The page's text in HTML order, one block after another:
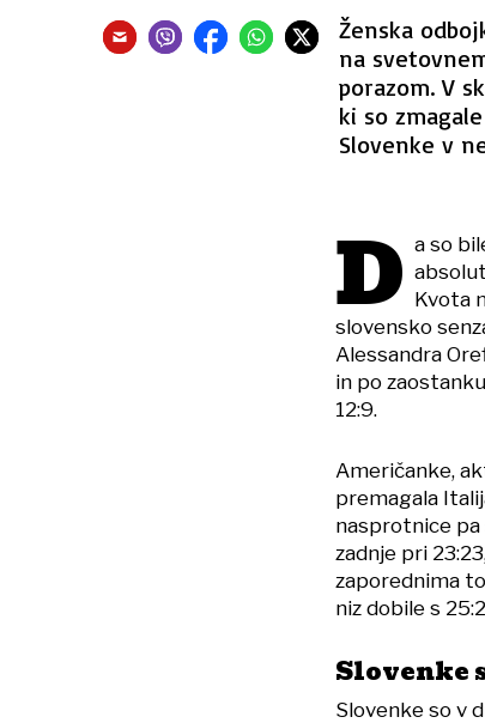
Ženska
na
porazom. V
ki so
Slovenke v
D a so
Kvota
slovensko
Alessandra
in po
12:9.
Američanke,
premagala
nasprotnice pa
zadnje pri
zaporednima
niz dobile s
Slovenke
Slovenke so v